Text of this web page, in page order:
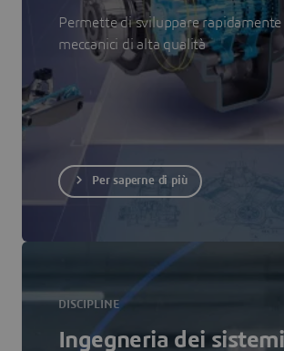
Permette di sviluppare
meccanici di alta qualità
Per saperne di più
DISCIPLINE
Ingegneria dei sistemi